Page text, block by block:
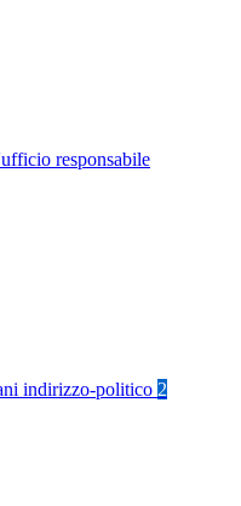
responsabile
indirizzo-politico 2